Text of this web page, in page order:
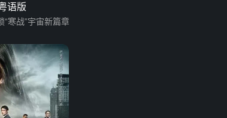
语版
“寒战”宇宙新篇章